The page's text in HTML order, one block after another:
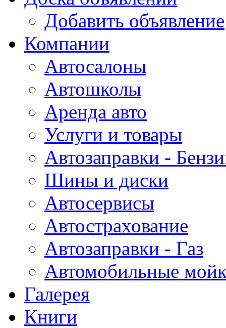
Добавить объявление
Компании
Автосалоны
Автошколы
Аренда авто
Услуги и товары
Автозаправки -
Шины и диски
Автосервисы
Автострахование
Автозаправки - Газ
Автомобильные
Галерея
Книги